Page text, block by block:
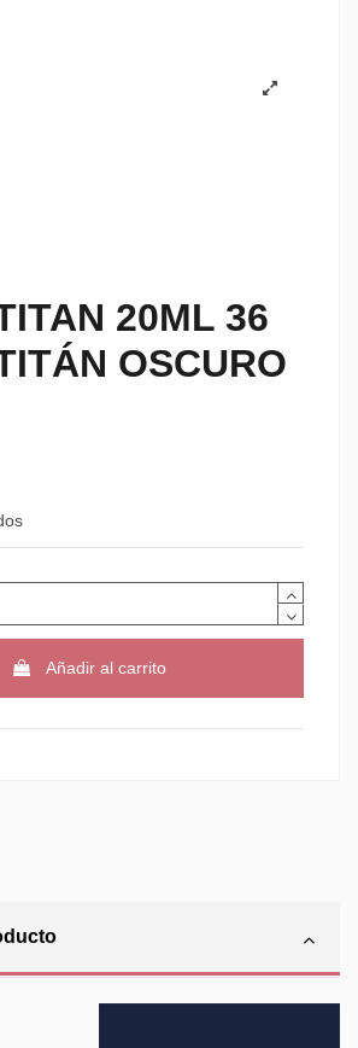
20ML 36
OSCURO
Añadir al carrito